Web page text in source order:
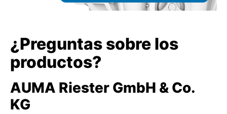
¿Preguntas sobre los
productos?
AUMA Riester GmbH & Co.
KG